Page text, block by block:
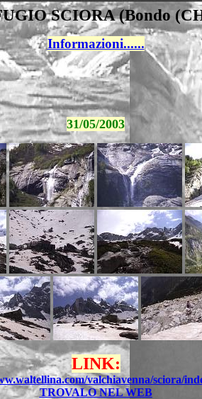
SCIORA (Bondo
Informazioni......
31/05/2003
LINK:
valchiavenna/sciora/
TROVALO NEL WEB